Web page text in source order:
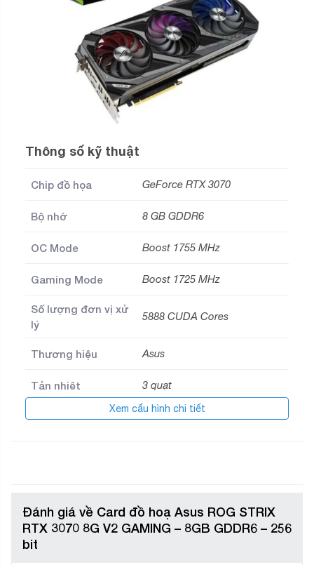
Thông số kỹ thuật
Chip đồ họa GeForce RTX 3070
Bộ nhớ 8 GB GDDR6
OC Mode Boost 1755 MHz
Gaming Mode Boost 1725 MHz
Số lượng đơn vị xử
lý
5888 CUDA Cores
Thương hiệu Asus
Tản nhiệt 3 quạt
36
Xem cấu hình chi tiết
Đánh giá về Card đồ hoạ Asus ROG STRIX
RTX 3070 8G V2 GAMING – 8GB GDDR6 – 256
bit